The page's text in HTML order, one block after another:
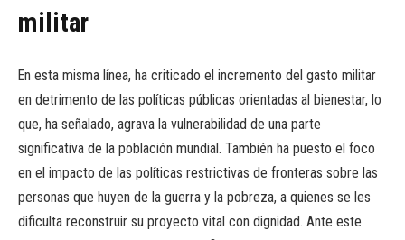
militar
En esta misma línea, ha criticado el incremento del gasto militar
en detrimento de las políticas públicas orientadas al bienestar, lo
que, ha señalado, agrava la vulnerabilidad de una parte
significativa de la población mundial. También ha puesto el foco
en el impacto de las políticas restrictivas de fronteras sobre las
personas que huyen de la guerra y la pobreza, a quienes se les
dificulta reconstruir su proyecto vital con dignidad. Ante este